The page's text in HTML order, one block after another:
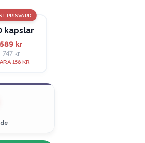
PRISVÄRD
kapslar
589 kr
747 kr
158 KR